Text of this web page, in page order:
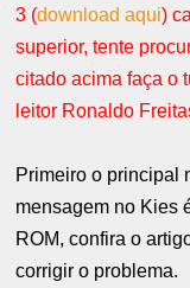
3 (download aqui)
superior, tente
citado acima faça o
leitor Ronaldo
Primeiro o principal
mensagem no Kies
ROM, confira o
corrigir o problema.